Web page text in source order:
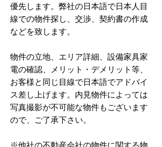
優先します。弊社の日本語で日本人目
線での物件探し、交渉、契約書の作成
などを致します。
物件の立地、エリア詳細、設備家具家
電の確認、メリット・デメリット等、
お客様と同じ目線で日本語でアドバイ
ス差し上げます。内見物件によっては
写真撮影が不可能な物件もございます
ので、ご了承下さい。